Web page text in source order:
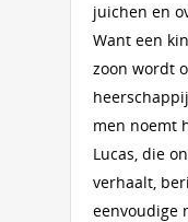
juichen en
Want een
zoon wordt
men noemt
Lucas, die
verhaalt,
eenvoudige